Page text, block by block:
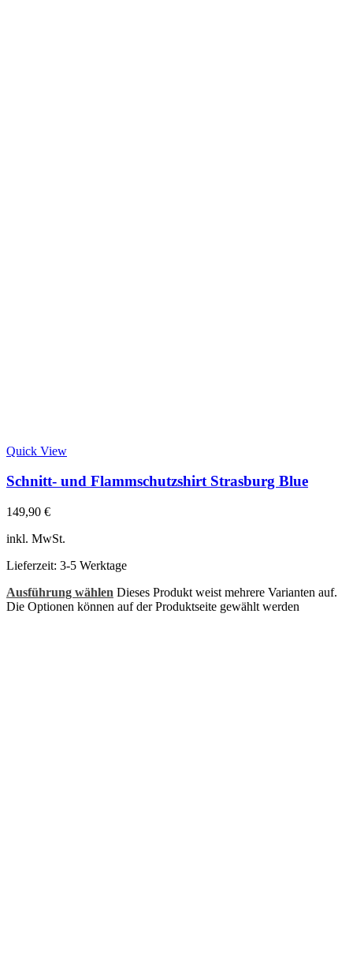
Quick View
Schnitt- und Flammschutzshirt Strasburg Blue
149,90 €
inkl. MwSt.
Lieferzeit: 3-5 Werktage
Ausführung wählen Dieses Produkt weist mehrere Varianten auf.
Die Optionen können auf der Produktseite gewählt werden